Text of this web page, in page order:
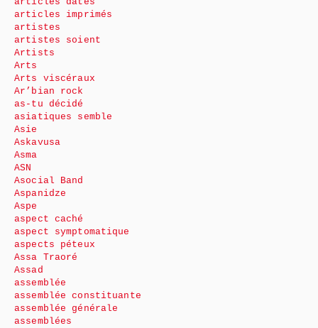
articles imprimés
artistes
artistes soient
Artists
Arts
Arts viscéraux
Ar’bian rock
as-tu décidé
asiatiques semble
Asie
Askavusa
Asma
ASN
Asocial Band
Aspanidze
Aspe
aspect caché
aspect symptomatique
aspects péteux
Assa Traoré
Assad
assemblée
assemblée constituante
assemblée générale
assemblées